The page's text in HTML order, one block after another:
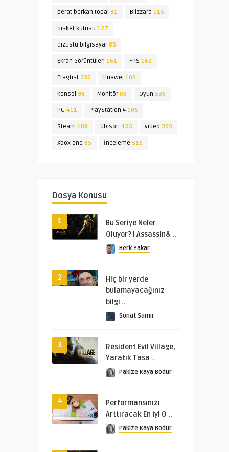
berat berkan topal 91 Blizzard 115
disket kutusu 127
dizüstü bilgisayar85
Ekran Görüntüleri 161 FPS 162
Fragtist 232 Huawei 103
konsol 98 Monitör88 Oyun 536
PC 411 PlayStation 4 105
Steam 108 Ubisoft 105 video 399
Xbox one 85 İnceleme 515
Dosya Konusu
1
Bu Seriye Neler
Oluyor? | Assassin& ..
Berk Yakar
2
Hiç bir yerde
bulamayacağınız
bilgi ..
Sonat Samir
3
Resident Evil Village,
Yaratık Tasa ..
Pakize Kaya Bodur
4
Performansınızı
Arttıracak En İyi O ..
Pakize Kaya Bodur